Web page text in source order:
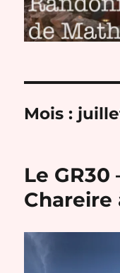
Mois :
Le GR30
Chareire